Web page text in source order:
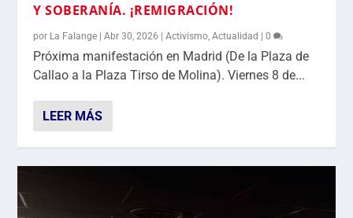
Y SOBERANÍA. ¡REMIGRACIÓN!
por La Falange |Abr 30, 2026 |Activismo ,Actualidad |0
Próxima manifestación en Madrid (De la Plaza de
Callao a la Plaza Tirso de Molina). Viernes 8 de...
LEER MÁS